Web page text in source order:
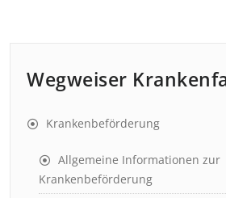
Wegweiser
Krankenbeförderung
Allgemeine Informationen zur
Krankenbeförderung